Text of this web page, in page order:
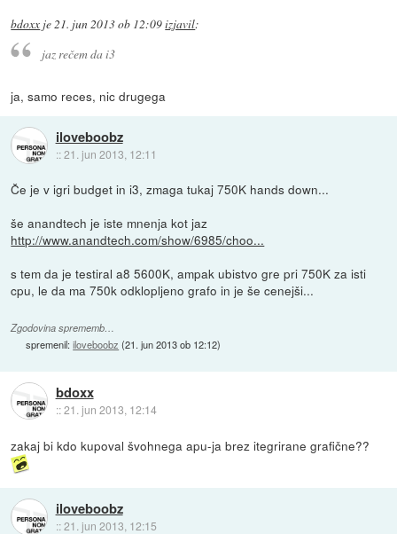
bdoxx je21. jun 2013 ob 12:09izjavil:
jaz rečem da i3
ja, samo reces, nic drugega
iloveboobz
::21. jun 2013, 12:11
Če je v igri budget in i3, zmaga tukaj 750K hands down...
še anandtech je iste mnenja kot jaz
http://www.anandtech.com/show/6985/choo...
s tem da je testiral a8 5600K, ampak ubistvo gre pri 750K za isti
cpu, le da ma 750k odklopljeno grafo in je še cenejši...
Zgodovina sprememb…
spremenil:iloveboobz (21. jun 2013 ob 12:12)
bdoxx
::21. jun 2013, 12:14
zakaj bi kdo kupoval švohnega apu-ja brez itegrirane grafične??
iloveboobz
::21. jun 2013, 12:15